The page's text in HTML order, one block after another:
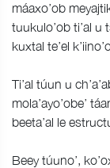
máaxo’ob
tuukulo’ob ti’al u
kuxtal te’el
Ti’al túun u
mola’ayo’obe’
beeta’al le
Beey túuno’,